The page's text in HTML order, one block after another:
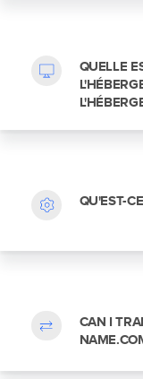
QUELLE
QU'EST-
CAN I